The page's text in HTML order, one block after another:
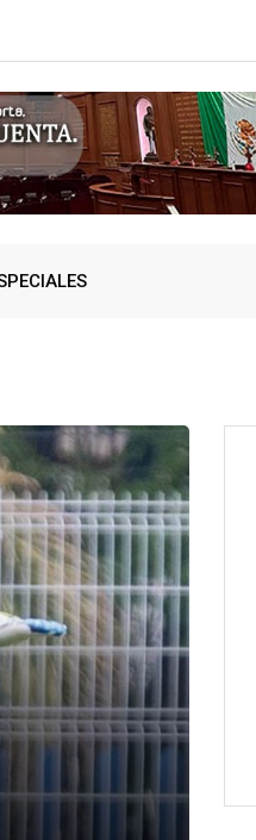
SSP fortalece